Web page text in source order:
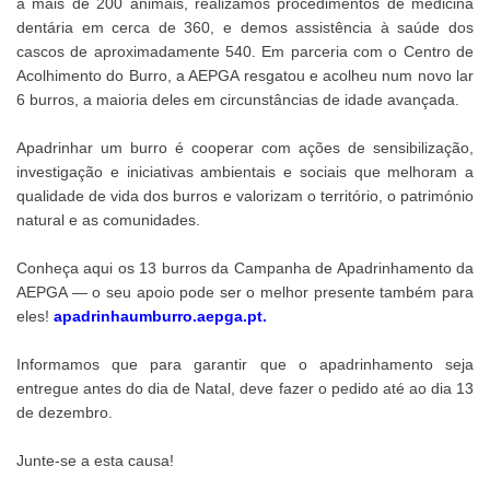
dentária em cerca de 360, e demos assistência à saúde dos
cascos de aproximadamente 540. Em parceria com o Centro de
Acolhimento do Burro, a AEPGA resgatou e acolheu num novo lar
6 burros, a maioria deles em circunstâncias de idade avançada.
Apadrinhar um burro é cooperar com ações de sensibilização,
investigação e iniciativas ambientais e sociais que melhoram a
qualidade de vida dos burros e valorizam o território, o património
natural e as comunidades.
Conheça aqui os 13 burros da Campanha de Apadrinhamento da
AEPGA — o seu apoio pode ser o melhor presente também para
eles! apadrinhaumburro.aepga.pt.
Informamos que para garantir que o apadrinhamento seja
entregue antes do dia de Natal, deve fazer o pedido até ao dia 13
de dezembro.
Junte-se a esta causa!